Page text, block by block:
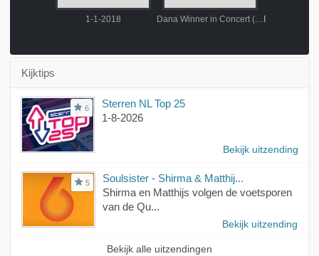
1-1-2018 Dana Winner in Concert (1/2)
Kijktips
6
Sterren NL Top 25
1-8-2026
Bekijk uitzending
5
Soulsister - Shirma & Matthij...
Shirma en Matthijs volgen de voetsporen
van de Qu...
Bekijk uitzending
Bekijk alle uitzendingen